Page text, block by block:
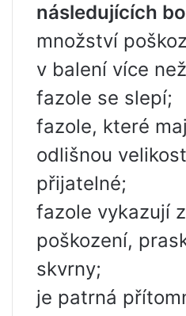
následujících
množství
v balení více
fazole se slepí;
fazole, které
odlišnou
přijatelné;
fazole vykazují
poškození,
skvrny;
je patrná